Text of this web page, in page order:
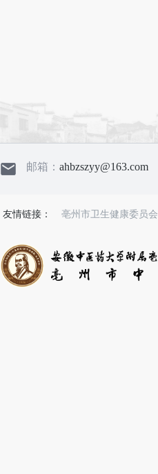
邮箱： ahbzszyy@163.com
友情链接： 亳州市卫生健康委员会